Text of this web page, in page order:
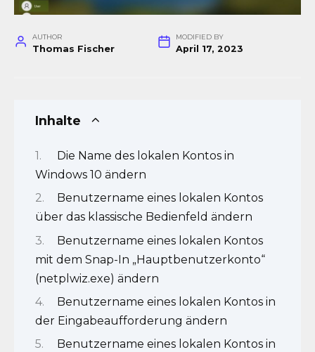
AUTHOR
Thomas Fischer
MODIFIED BY
April 17, 2023
Inhalte
Die Name des lokalen Kontos in
Windows 10 ändern
Benutzername eines lokalen Kontos
über das klassische Bedienfeld ändern
Benutzername eines lokalen Kontos
mit dem Snap-In „Hauptbenutzerkonto“
(netplwiz.exe) ändern
Benutzername eines lokalen Kontos in
der Eingabeaufforderung ändern
Benutzername eines lokalen Kontos in